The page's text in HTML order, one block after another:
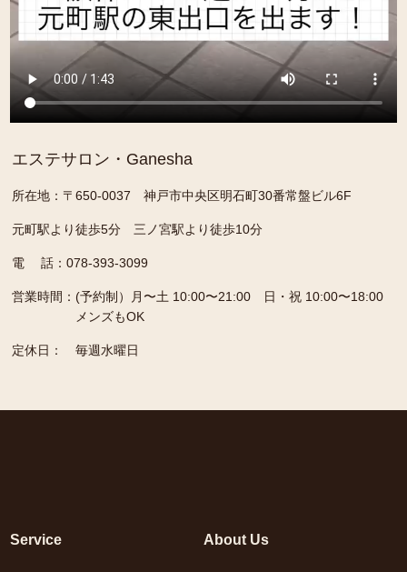
エステサロン・Ganesha
所在地：〒650-0037 神戸市中央区明石町30番常盤ビル6F
元町駅より徒歩5分 三ノ宮駅より徒歩10分
電 話：078-393-3099
営業時間： (予約制）月〜土 10:00〜21:00 日・祝 10:00〜18:00
メンズもOK
定休日： 毎週水曜日
Service About Us